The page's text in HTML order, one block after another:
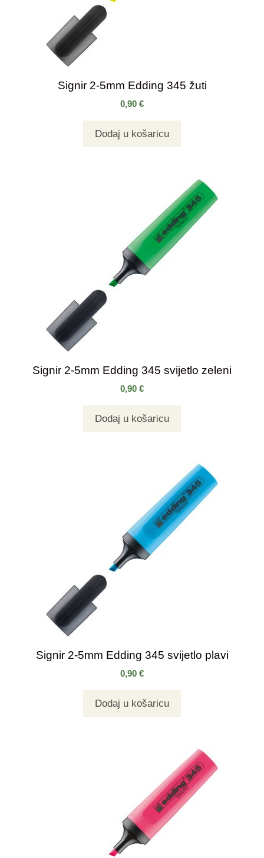
Signir 2-5mm Edding 345 žuti
0,90 €
Dodaj u košaricu
Signir 2-5mm Edding 345 svijetlo zeleni
0,90 €
Dodaj u košaricu
Signir 2-5mm Edding 345 svijetlo plavi
0,90 €
Dodaj u košaricu